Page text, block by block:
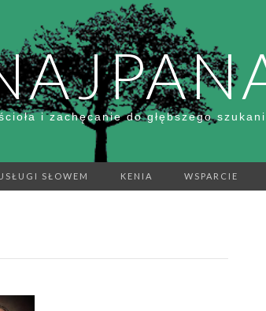
i zachęcanie do głębszego
SŁOWEM KENIA WSPARCIE